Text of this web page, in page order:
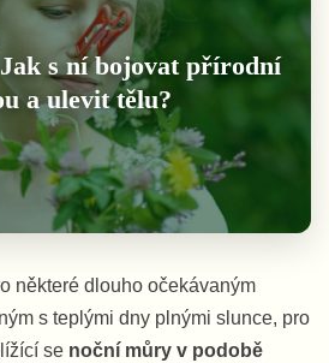
s ní bojovat přírodní
a ulevit tělu?
některé dlouho očekávaným
s teplými dny plnými slunce, pro
se noční můry v podobě